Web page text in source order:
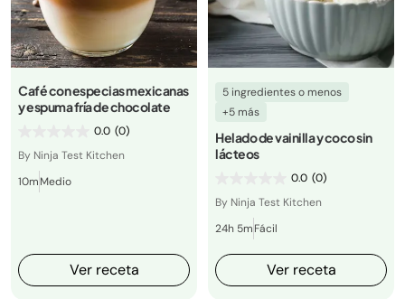
Café con especias mexicanas
y espuma fría de chocolate
0.0 (0)
By Ninja Test Kitchen
10mMedio
Ver receta
5 ingredientes o menos
+5 más
Helado de vainilla y coco sin
lácteos
0.0 (0)
By Ninja Test Kitchen
24h 5mFácil
Ver receta